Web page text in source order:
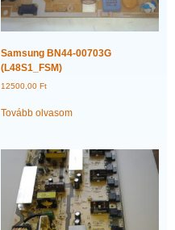
Samsung BN44-00703G
(L48S1_FSM)
12500,00Ft
Tovább olvasom